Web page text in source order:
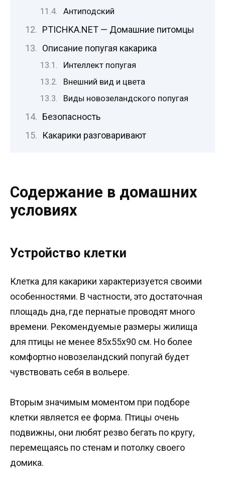
Антиподский
PTICHKA.NET — Домашние питомцы
Описание попугая какарика
Интеллект попугая
Внешний вид и цвета
Виды новозеландского попугая
Безопасность
Какарики разговаривают
Содержание в домашних
условиях
Устройство клетки
Клетка для какарики характеризуется своими
особенностями. В частности, это достаточная
площадь дна, где пернатые проводят много
времени. Рекомендуемые размеры жилища
для птицы не менее 85х55х90 см. Но более
комфортно новозеландский попугай будет
чувствовать себя в вольере.
Вторым значимым моментом при подборе
клетки является ее форма. Птицы очень
подвижны, они любят резво бегать по кругу,
перемещаясь по стенам и потолку своего
домика.